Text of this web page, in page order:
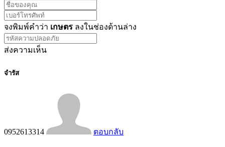
จงพิมพ์คำว่า เกษตร ลงในช่องด้านล่าง
ส่งความเห็น
จำรัส
0952613314 ตอบกลับ